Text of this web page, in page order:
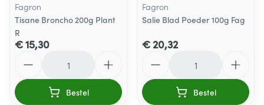
Fagron
Tisane Broncho 200g Plant
R
€ 15,30
Bestel
Fagron
Salie Blad Poeder 100g Fag
€ 20,32
Bestel